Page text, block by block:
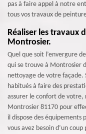
pas à faire appel à notre
tous vos travaux de
Réaliser les travaux
Montrosier.
Quel que soit l’envergure
qui se trouve à Montrosier
nettoyage de votre façade.
habitués à faire des
assurer le confort de votre,
Montrosier 81170 pour
il dispose des équipements
vous avez besoin d’un